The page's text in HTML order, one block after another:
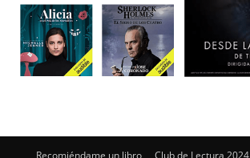
Recomiéndame un libro Club de Lectura 2024